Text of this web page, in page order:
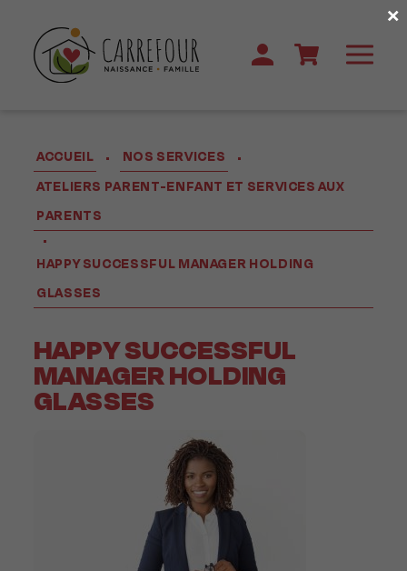
ACCUEIL • NOS SERVICES
•
ATELIERS PARENT-ENFANT ET SERVICES AUX
PARENTS
•
HAPPY SUCCESSFUL MANAGER HOLDING
GLASSES
HAPPY SUCCESSFUL
MANAGER HOLDING
GLASSES
×